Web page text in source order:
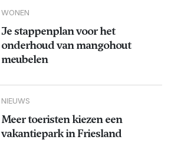
WONEN
Je stappenplan voor het
onderhoud van mangohout
meubelen
NIEUWS
Meer toeristen kiezen een
vakantiepark in Friesland